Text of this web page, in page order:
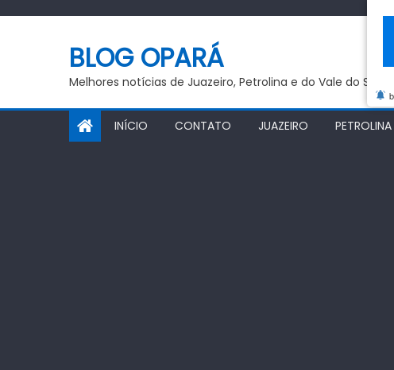
BLOG OPARÁ
Melhores notícias de Juazeiro, Petrolina e do Vale do São
INÍCIO CONTATO JUAZEIRO PETROLINA